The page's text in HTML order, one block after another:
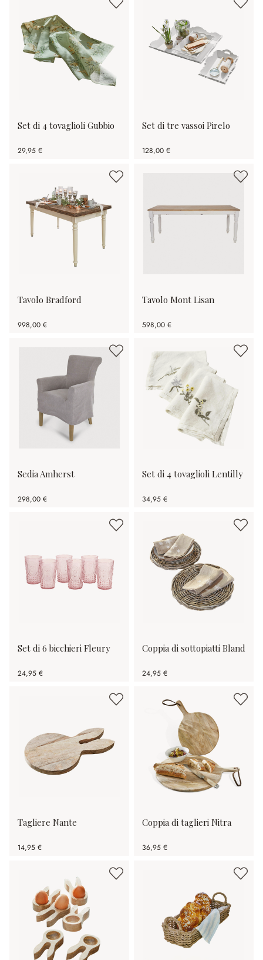
Set di 4 tovaglioli Gubbio
29,95 €
Set di tre vassoi Pirelo
128,00 €
Tavolo Bradford
998,00 €
Tavolo Mont Lisan
598,00 €
Sedia Amherst
298,00 €
Set di 4 tovaglioli Lentilly
34,95 €
Set di 6 bicchieri Fleury
24,95 €
Coppia di sottopiatti Bland
24,95 €
Tagliere Nante
14,95 €
Coppia di taglieri Nitra
36,95 €